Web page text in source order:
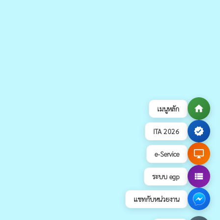
เมนูหลัก home
ITA 2026 verified
e-Service desktop_windows
ระบบ egp view_list
แชทกับหน่วยงาน